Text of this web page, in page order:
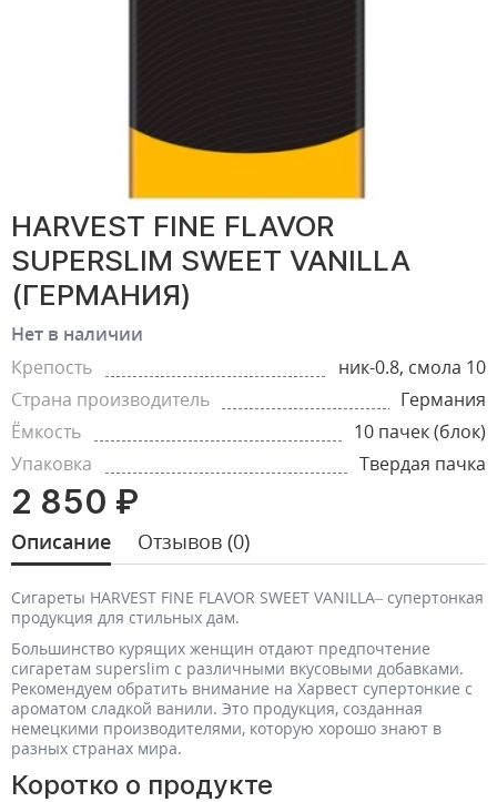
HARVEST FINE FLAVOR
SUPERSLIM SWEET VANILLA
(ГЕРМАНИЯ)
Нет в наличии
Крепость
ник-0.8, смола 10
Страна производитель
Германия
Ёмкость
10 пачек (блок)
Упаковка
Твердая пачка
2 850 ₽
Описание Отзывов (0)
Сигареты HARVEST FINE FLAVOR SWEET VANILLA– супертонкая
продукция для стильных дам.
Большинство курящих женщин отдают предпочтение
сигаретам superslim с различными вкусовыми добавками.
Рекомендуем обратить внимание на Харвест супертонкие с
ароматом сладкой ванили. Это продукция, созданная
немецкими производителями, которую хорошо знают в
разных странах мира.
Коротко о продукте